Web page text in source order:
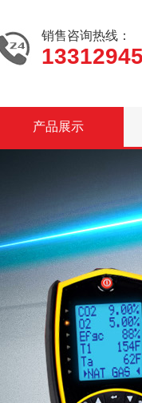
销售咨询热线：
产品展示